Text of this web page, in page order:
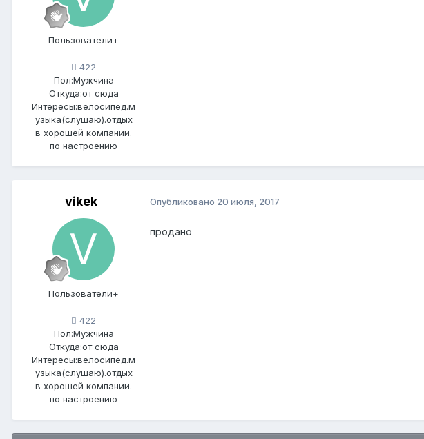
Пользователи+
422
Пол:Мужчина
Откуда:от сюда
Интересы:велосипед.м
узыка(слушаю).отдых
в хорошей компании.
по настроению
vikek
Пользователи+
422
Пол:Мужчина
Откуда:от сюда
Интересы:велосипед.м
узыка(слушаю).отдых
в хорошей компании.
по настроению
Опубликовано 20 июля, 2017
продано